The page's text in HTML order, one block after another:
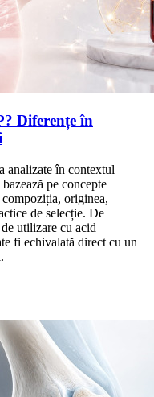
Diferențe în
analizate în contextul
pe concepte
originea,
de selecție. De
utilizare cu acid
fi echivalată direct cu un